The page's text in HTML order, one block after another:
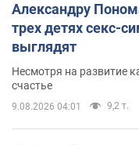
Александру
трех детях секс-
выглядят
Несмотря на развитие
счастье
9.08.2026 04:01 9,2 т.